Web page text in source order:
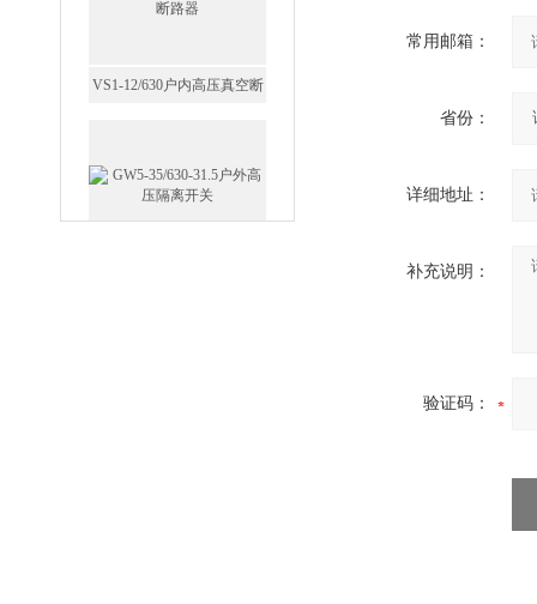
VS1-12/630户内高压真空断
GW5-35/630-31.5户外高压隔
常用邮箱：
省份：
详细地址：
补充说明：
验证码：